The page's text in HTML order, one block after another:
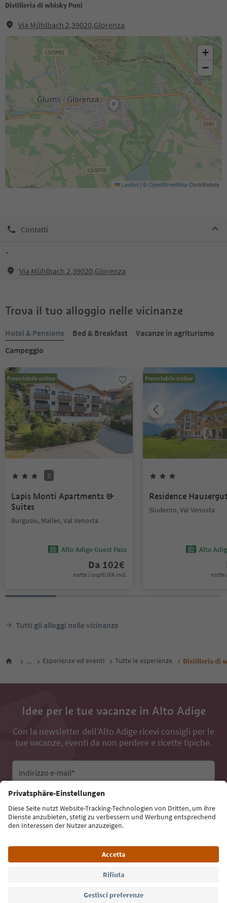
Distilleria di whisky Puni
Via Mühlbach 2,39020,Glorenza
+
−
Leaflet | ©OpenStreetMapContributors
Contatti
.
Via Mühlbach 2,39020,Glorenza
Trova il tuo alloggio nelle vicinanze
Hotel & Pensione Bed & Breakfast
Vacanze in agriturismo
Campeggio
Prenotabile online
S
Lapis Monti Apartments &
Suites
Burgusio, Malles, Val Venosta
Alto Adige Guest Pass
Da 102€
notte / ospiti IVA incl.
Prenotabile online
Residence
Sluderno, Val Venosta
Alto
notte
Tutti gli alloggi nelle vicinanze
... Esperienze ed eventi Tutte le esperienze Distilleria di
Idee per le tue vacanze in Alto Adige
Con la newsletter dell’Alto Adige ricevi consigli per le
tue vacanze, eventi da non perdere e ricette tipiche.
Indirizzo e-mail*
Iscriviti alla newsletter